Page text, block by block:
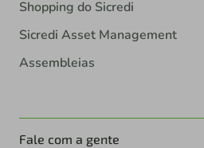
Shopping do Sicredi
Sicredi Asset Management
Assembleias
Fale com a gente